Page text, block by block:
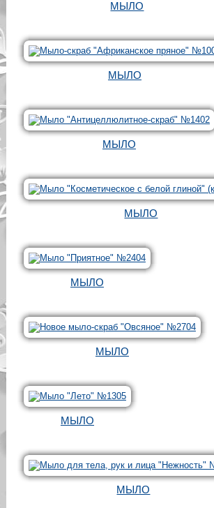
МЫЛО
МЫЛО
МЫЛО
МЫЛО
МЫЛО
МЫЛО
МЫЛО
МЫЛО